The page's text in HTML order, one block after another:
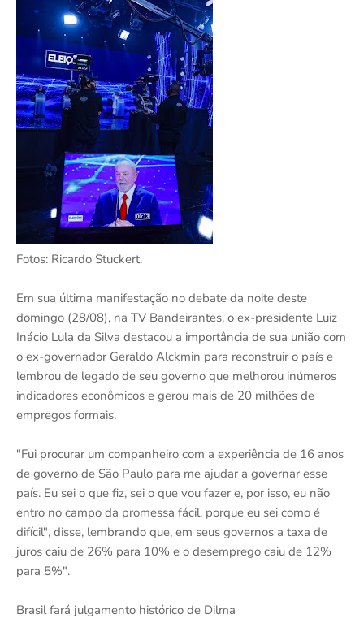
Fotos: Ricardo Stuckert.
Em sua última manifestação no debate da noite deste
domingo (28/08), na TV Bandeirantes, o ex-presidente Luiz
Inácio Lula da Silva destacou a importância de sua união com
o ex-governador Geraldo Alckmin para reconstruir o país e
lembrou de legado de seu governo que melhorou inúmeros
indicadores econômicos e gerou mais de 20 milhões de
empregos formais.
"Fui procurar um companheiro com a experiência de 16 anos
de governo de São Paulo para me ajudar a governar esse
país. Eu sei o que fiz, sei o que vou fazer e, por isso, eu não
entro no campo da promessa fácil, porque eu sei como é
difícil", disse, lembrando que, em seus governos a taxa de
juros caiu de 26% para 10% e o desemprego caiu de 12%
para 5%".
Brasil fará julgamento histórico de Dilma